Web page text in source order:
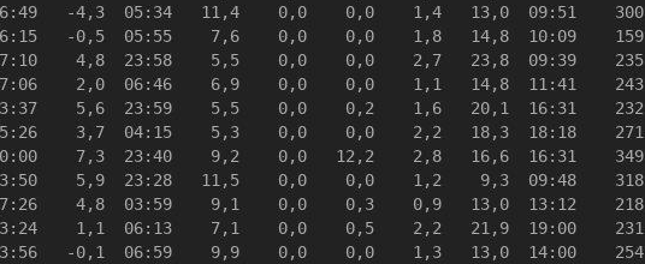
-4,3  05:34   11,4    0,0    0,0    1,4   13,0  09:51    300
-0,5  05:55    7,6    0,0    0,0    1,8   14,8  10:09    159
4,8  23:58    5,5    0,0    0,0    2,7   23,8  09:39    235
2,0  06:46    6,9    0,0    0,0    1,1   14,8  11:41    243
5,6  23:59    5,5    0,0    0,2    1,6   20,1  16:31    232
3,7  04:15    5,3    0,0    0,0    2,2   18,3  18:18    271
7,3  23:40    9,2    0,0   12,2    2,8   16,6  16:31    349
5,9  23:28   11,5    0,0    0,0    1,2    9,3  09:48    318
4,8  03:59    9,1    0,0    0,3    0,9   13,0  13:12    218
1,1  06:13    7,1    0,0    0,5    2,2   21,9  19:00    231
-0,1  06:59    9,9    0,0    0,0    1,3   13,0  14:00    254